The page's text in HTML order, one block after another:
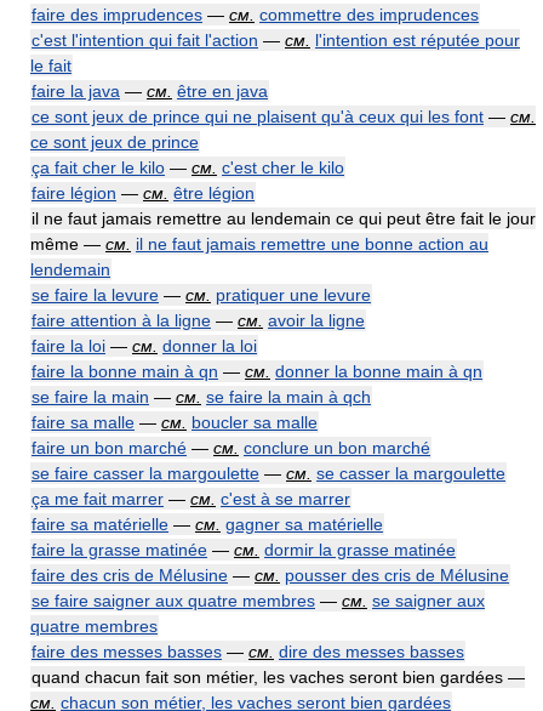
faire des imprudences — см. commettre des imprudences
c'est l'intention qui fait l'action — см. l'intention est réputée pour
le fait
faire la java — см. être en java
ce sont jeux de prince qui ne plaisent qu'à ceux qui les font — см.
ce sont jeux de prince
ça fait cher le kilo — см. c'est cher le kilo
faire légion — см. être légion
il ne faut jamais remettre au lendemain ce qui peut être fait le jour
même — см. il ne faut jamais remettre une bonne action au
lendemain
se faire la levure — см. pratiquer une levure
faire attention à la ligne — см. avoir la ligne
faire la loi — см. donner la loi
faire la bonne main à qn — см. donner la bonne main à qn
se faire la main — см. se faire la main à qch
faire sa malle — см. boucler sa malle
faire un bon marché — см. conclure un bon marché
se faire casser la margoulette — см. se casser la margoulette
ça me fait marrer — см. c'est à se marrer
faire sa matérielle — см. gagner sa matérielle
faire la grasse matinée — см. dormir la grasse matinée
faire des cris de Mélusine — см. pousser des cris de Mélusine
se faire saigner aux quatre membres — см. se saigner aux
quatre membres
faire des messes basses — см. dire des messes basses
quand chacun fait son métier, les vaches seront bien gardées —
см. chacun son métier, les vaches seront bien gardées